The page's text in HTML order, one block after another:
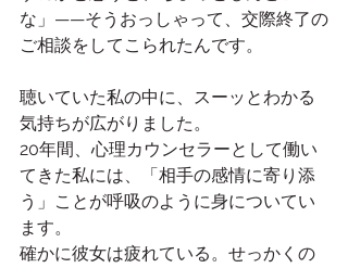
な」——そうおっしゃって、交際終了の
ご相談をしてこられたんです。
聴いていた私の中に、スーッとわかる
気持ちが広がりました。
20年間、心理カウンセラーとして働い
てきた私には、「相手の感情に寄り添
う」ことが呼吸のように身についてい
ます。
確かに彼女は疲れている。せっかくの